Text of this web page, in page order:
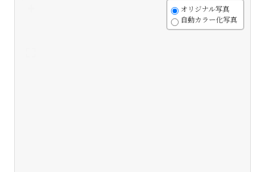
オリジナル写真
自動カラー化写真